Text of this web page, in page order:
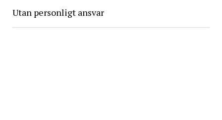
Utan personligt ansvar